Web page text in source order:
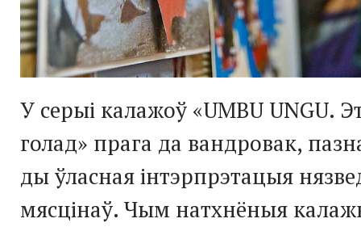
У серыі калажоў «UMBU UNGU.
голад» прага да вандровак,
ды ўласная інтэрпрэтацыя
мясцінаў. Чым натхнёныя